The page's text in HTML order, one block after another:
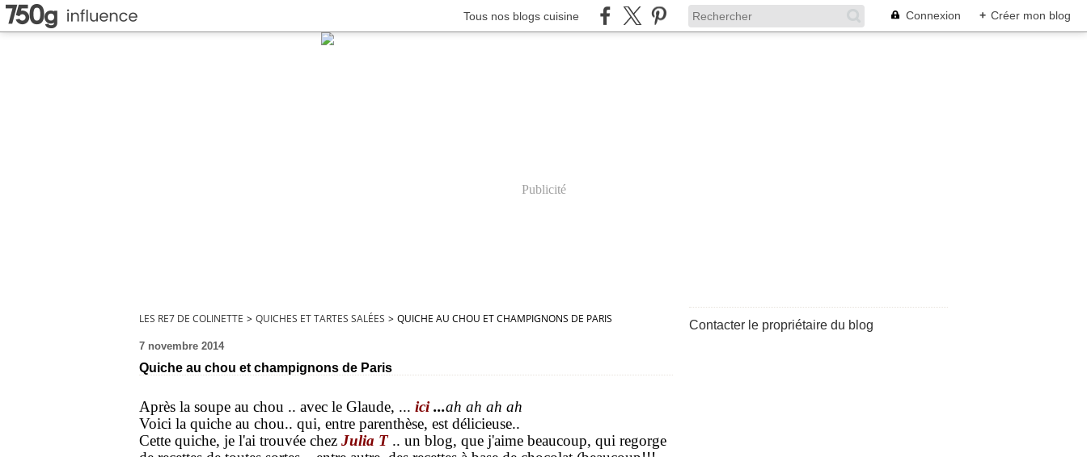
Tous nos blogs cuisine Connexion + Créer mon blog
Publicité
LES RE7 DE COLINETTE > QUICHES ET TARTES SALÉES > QUICHE AU CHOU ET CHAMPIGNONS DE PARIS
7 novembre 2014
Quiche au chou et champignons de Paris
Après la soupe au chou .. avec le Glaude, ... ici ...ah ah ah ah
Voici la quiche au chou.. qui, entre parenthèse, est délicieuse..
Cette quiche, je l'ai trouvée chez Julia T .. un blog, que j'aime beaucoup, qui regorge
Contacter le propriétaire du blog